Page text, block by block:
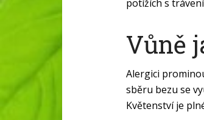
potížích s
Vůně
Alergici
sběru bezu se
Květenství je